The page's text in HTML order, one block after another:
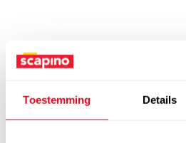
Toestemming Details